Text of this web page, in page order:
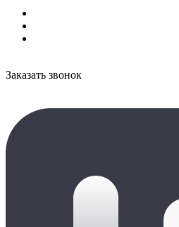
Заказать звонок